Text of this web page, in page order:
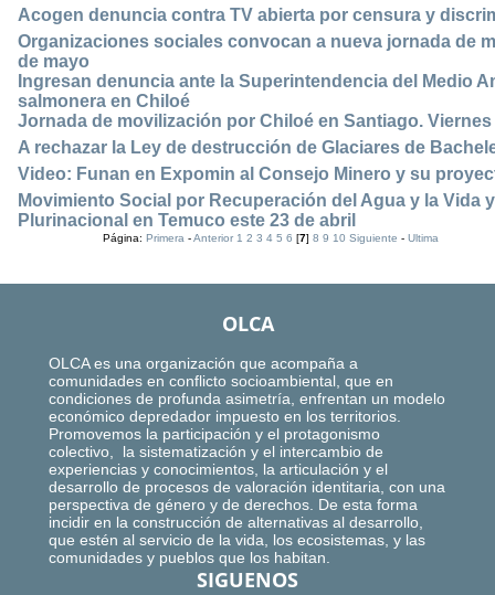
Acogen denuncia contra TV abierta por censura y
Organizaciones sociales convocan a nueva jornada de
de mayo
Ingresan denuncia ante la Superintendencia del Medio
salmonera en Chiloé
Jornada de movilización por Chiloé en Santiago. Viernes
A rechazar la Ley de destrucción de Glaciares de
Video: Funan en Expomin al Consejo Minero y su
Movimiento Social por Recuperación del Agua y la Vida
Plurinacional en Temuco este 23 de abril
Página:Primera -Anterior 1 2 3 4 5 6 [7]8 9 10 Siguiente -Ultima
OLCA
OLCA es una organización que acompaña a
comunidades en conflicto socioambiental, que en
condiciones de profunda asimetría, enfrentan un modelo
económico depredador impuesto en los territorios.
Promovemos la participación y el protagonismo
colectivo, la sistematización y el intercambio de
experiencias y conocimientos, la articulación y el
desarrollo de procesos de valoración identitaria, con una
perspectiva de género y de derechos. De esta forma
incidir en la construcción de alternativas al desarrollo,
que estén al servicio de la vida, los ecosistemas, y las
comunidades y pueblos que los habitan.
SIGUENOS